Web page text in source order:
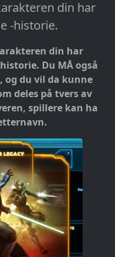
din har
-historie.
din har
Du MÅ også
du vil da kunne
deles på tvers av
spillere kan ha